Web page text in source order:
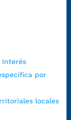
Interés
por
locales